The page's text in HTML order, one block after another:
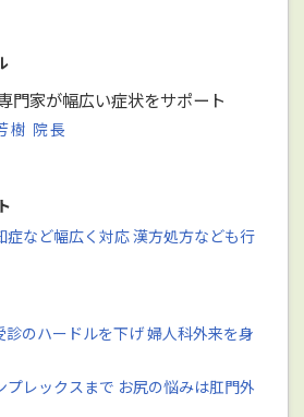
門家が幅広い症状をサポート
樹 院長
症など幅広く対応 漢方処方なども行
診のハードルを下げ 婦人科外来を身
プレックスまで お尻の悩みは肛門外